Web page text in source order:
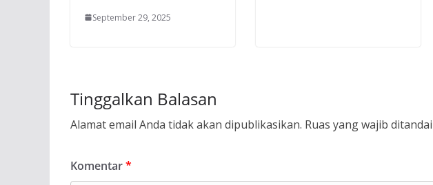
September 29, 2025
Tinggalkan Balasan
Alamat email Anda tidak akan dipublikasikan. Ruas yang wajib ditandai
Komentar*